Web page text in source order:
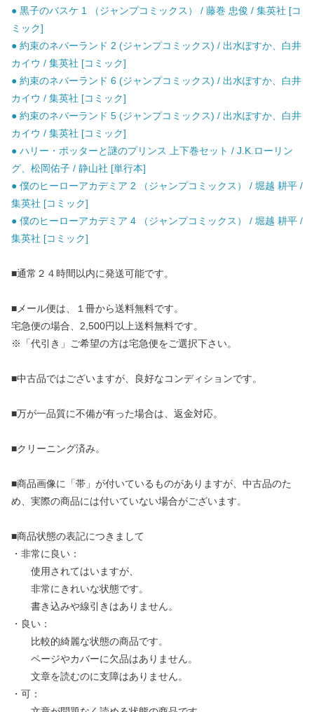
● 黒子のバスケ 1 （ジャンプコミックス） / 藤巻 忠俊 / 集英社 [コ
ミック]
● 約束のネバーランド 2 (ジャンプコミックス) / 出水ぽすか、白井
カイウ / 集英社 [コミック]
● 約束のネバーランド 6 (ジャンプコミックス) / 出水ぽすか、白井
カイウ / 集英社 [コミック]
● 約束のネバーランド 5 (ジャンプコミックス) / 出水ぽすか、白井
カイウ / 集英社 [コミック]
● ハリー・ポッターと謎のプリンス 上下巻セット / J.K.ローリン
グ、松岡佑子 / 静山社 [単行本]
● 僕のヒーローアカデミア 2 （ジャンプコミックス） / 堀越 耕平 /
集英社 [コミック]
● 僕のヒーローアカデミア 4 （ジャンプコミックス） / 堀越 耕平 /
集英社 [コミック]
■通常２４時間以内に発送可能です。
■メール便は、１冊から送料無料です。
宅急便の場合、2,500円以上送料無料です。
※「代引き」ご希望の方は宅急便をご選択下さい。
■中古品ではございますが、良好なコンディションです。
■万が一品質に不備が有った場合は、返金対応。
■クリーニング済み。
■商品画像に「帯」が付いているものがありますが、中古品のた
め、実際の商品には付いていない場合がございます。
■商品状態の表記につきまして
・非常に良い：
使用されてはいますが、
非常にきれいな状態です。
書き込みや線引きはありません。
・良い：
比較的綺麗な状態の商品です。
ページやカバーに欠品はありません。
文章を読むのに支障はありません。
・可：